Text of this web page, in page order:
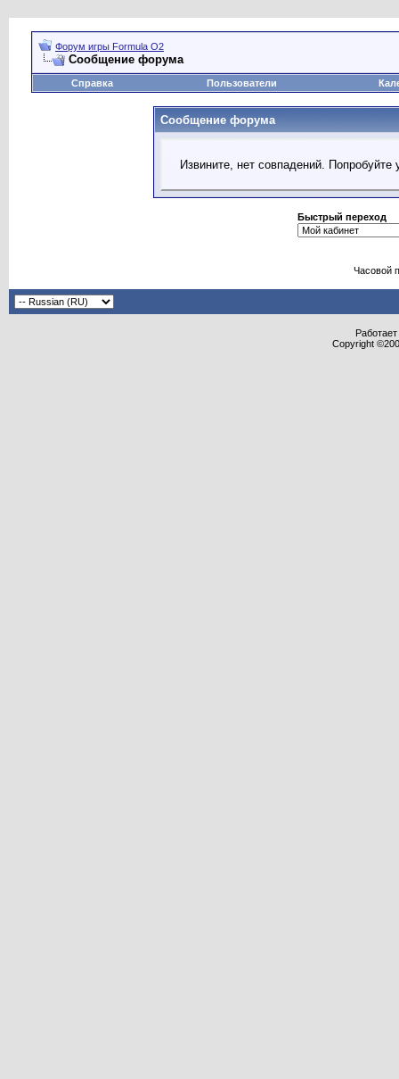
Форум игры Formula O2
Сообщение форума
Справка Пользователи
Сообщение форума
Извините, нет совпадений.
Быстрый переход
Часовой
Copyright